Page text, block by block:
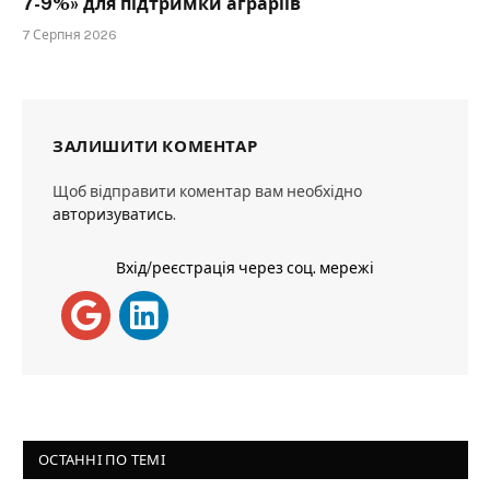
7 Серпня 2026
ЗАЛИШИТИ КОМЕНТАР
Щоб відправити коментар вам необхідно
авторизуватись.
Вхід/реєстрація через соц. мережі
ОСТАННІ ПО ТЕМІ